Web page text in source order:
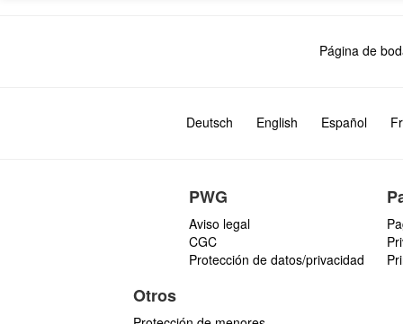
Página de
Deutsch English Español
PWG
Aviso legal
CGC
Protección de datos/privacidad
Otros